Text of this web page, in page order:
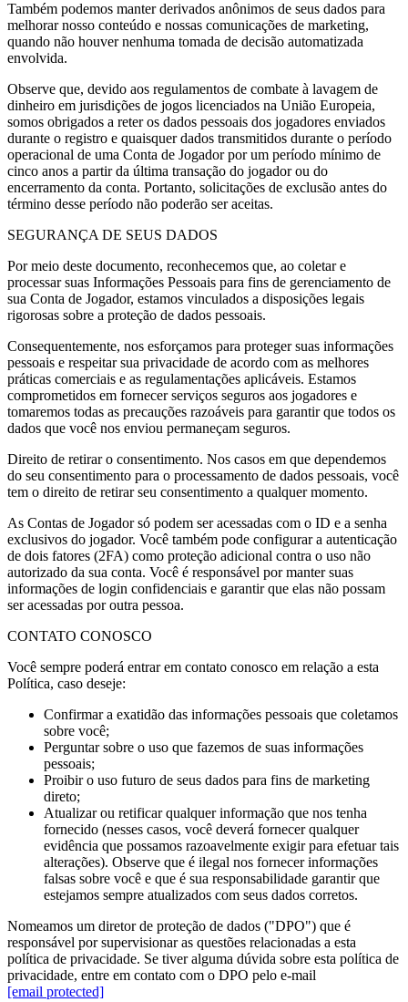
Também podemos manter derivados anônimos de seus dados para
melhorar nosso conteúdo e nossas comunicações de marketing,
quando não houver nenhuma tomada de decisão automatizada
envolvida.
Observe que, devido aos regulamentos de combate à lavagem de
dinheiro em jurisdições de jogos licenciados na União Europeia,
somos obrigados a reter os dados pessoais dos jogadores enviados
durante o registro e quaisquer dados transmitidos durante o período
operacional de uma Conta de Jogador por um período mínimo de
cinco anos a partir da última transação do jogador ou do
encerramento da conta. Portanto, solicitações de exclusão antes do
término desse período não poderão ser aceitas.
SEGURANÇA DE SEUS DADOS
Por meio deste documento, reconhecemos que, ao coletar e
processar suas Informações Pessoais para fins de gerenciamento de
sua Conta de Jogador, estamos vinculados a disposições legais
rigorosas sobre a proteção de dados pessoais.
Consequentemente, nos esforçamos para proteger suas informações
pessoais e respeitar sua privacidade de acordo com as melhores
práticas comerciais e as regulamentações aplicáveis. Estamos
comprometidos em fornecer serviços seguros aos jogadores e
tomaremos todas as precauções razoáveis para garantir que todos os
dados que você nos enviou permaneçam seguros.
Direito de retirar o consentimento. Nos casos em que dependemos
do seu consentimento para o processamento de dados pessoais, você
tem o direito de retirar seu consentimento a qualquer momento.
As Contas de Jogador só podem ser acessadas com o ID e a senha
exclusivos do jogador. Você também pode configurar a autenticação
de dois fatores (2FA) como proteção adicional contra o uso não
autorizado da sua conta. Você é responsável por manter suas
informações de login confidenciais e garantir que elas não possam
ser acessadas por outra pessoa.
CONTATO CONOSCO
Você sempre poderá entrar em contato conosco em relação a esta
Política, caso deseje:
Confirmar a exatidão das informações pessoais que coletamos
sobre você;
Perguntar sobre o uso que fazemos de suas informações
pessoais;
Proibir o uso futuro de seus dados para fins de marketing
direto;
Atualizar ou retificar qualquer informação que nos tenha
fornecido (nesses casos, você deverá fornecer qualquer
evidência que possamos razoavelmente exigir para efetuar tais
alterações). Observe que é ilegal nos fornecer informações
falsas sobre você e que é sua responsabilidade garantir que
estejamos sempre atualizados com seus dados corretos.
Nomeamos um diretor de proteção de dados ("DPO") que é
responsável por supervisionar as questões relacionadas a esta
política de privacidade. Se tiver alguma dúvida sobre esta política de
privacidade, entre em contato com o DPO pelo e-mail
[email protected]